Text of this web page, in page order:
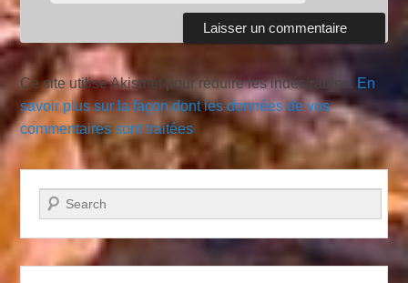
Ce site utilise Akismet pour réduire les indésirables. En
savoir plus sur la façon dont les données de vos
commentaires sont traitées.
Recherche